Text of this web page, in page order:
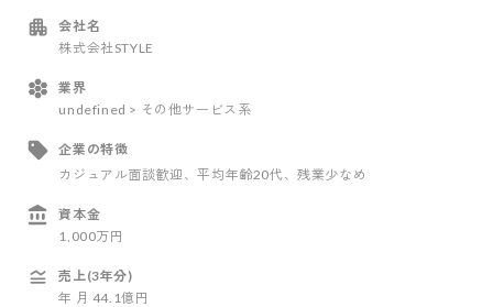
会社名
株式会社STYLE
業界
undefined > その他サービス系
企業の特徴
カジュアル面談歓迎 、平均年齢20代、残業少なめ
資本金
1,000万円
売上(3年分)
年 月 44.1億円